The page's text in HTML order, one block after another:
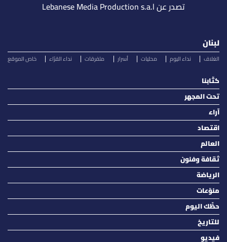
تصدر عن Lebanese Media Production s.a.l
لبنان
الغلاف نداء اليوم محليات أسرار متفرقات نداء القرّاء خاص الموقع
كتّابنا
تحت المجهر
آراء
اقتصاد
العالم
ثقافة وفنون
الرياضة
منوّعات
حظّك اليوم
للتاريخ
فيديو